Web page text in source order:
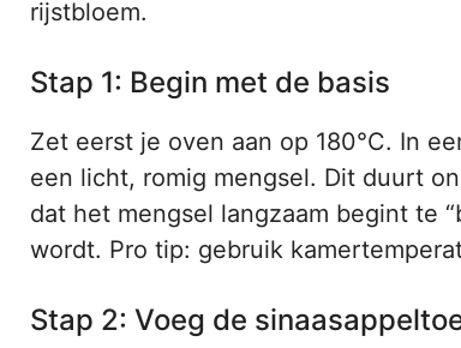
rijstbloem.
Stap 1: Begin met de basis
Zet eerst je oven aan op 180°C. In
een licht, romig mengsel. Dit duurt
dat het mengsel langzaam begint te
wordt. Pro tip: gebruik
Stap 2: Voeg de